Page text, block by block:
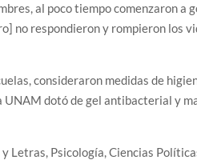
al poco tiempo comenzaron a
no respondieron y rompieron los
consideraron medidas de
UNAM dotó de gel antibacterial y
Letras, Psicología, Ciencias